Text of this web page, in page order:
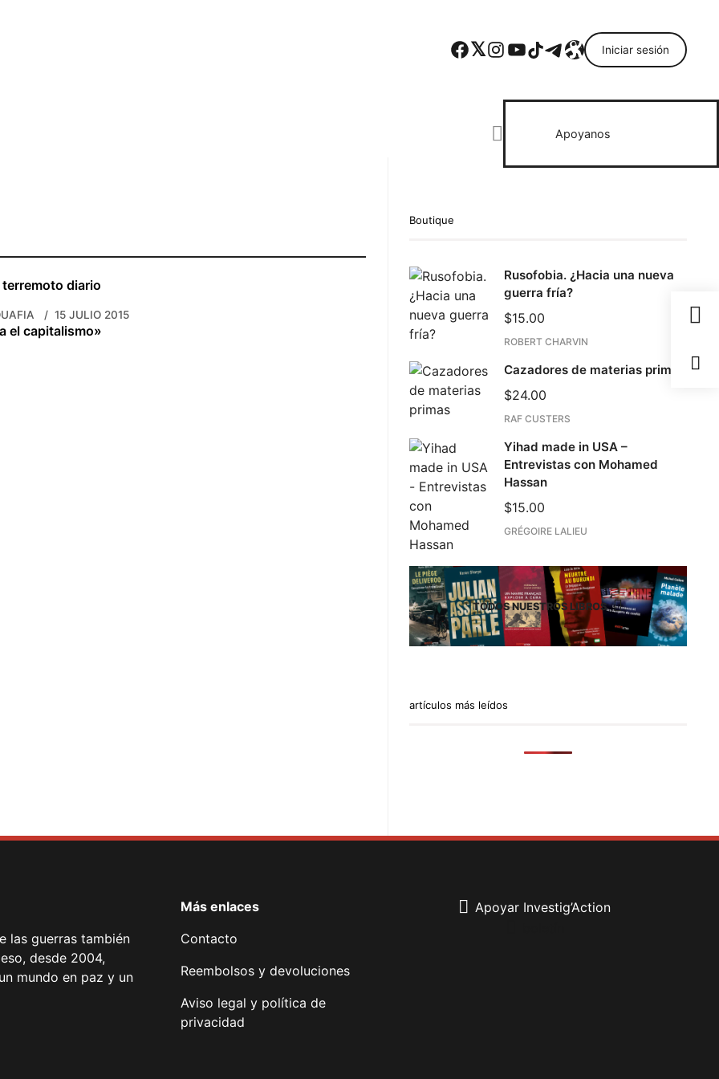
Facebook Twitter Instagram YouTube TikTok Telegram Enlace Iniciar sesión
Apoyanos
terremoto diario
15 JULIO 2015
el capitalismo»
Boutique
Rusofobia. ¿Hacia una nueva
guerra fría?
$15.00
ROBERT CHARVIN
Cazadores de materias primas
$24.00
RAF CUSTERS
Yihad made in USA –
Entrevistas con Mohamed
Hassan
$15.00
GRÉGOIRE LALIEU
TODOS NUESTROS LIBROS
artículos más leídos
las guerras también
desde 2004,
mundo en paz y un
Más enlaces
Contacto
Reembolsos y devoluciones
Aviso legal y política de
privacidad
Apoyar Investig’Action